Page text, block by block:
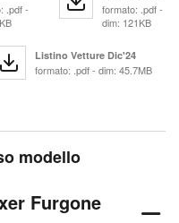
.pdf -
formato: .pdf -
dim: 121KB
Listino Vetture Dic'24
formato: .pdf - dim: 45.7MB
modello
Furgone